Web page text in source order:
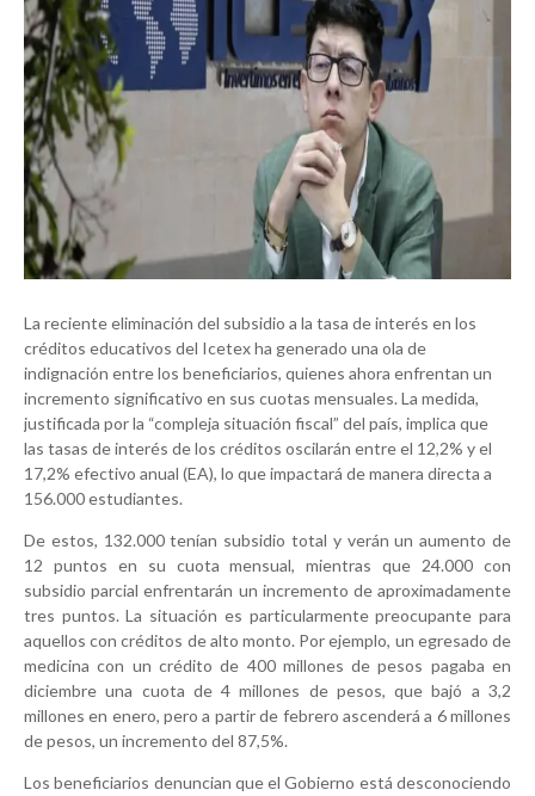
La reciente eliminación del subsidio a la tasa de interés en los
créditos educativos del Icetex ha generado una ola de
indignación entre los beneficiarios, quienes ahora enfrentan un
incremento significativo en sus cuotas mensuales. La medida,
justificada por la “compleja situación fiscal” del país, implica que
las tasas de interés de los créditos oscilarán entre el 12,2% y el
17,2% efectivo anual (EA), lo que impactará de manera directa a
156.000 estudiantes.
De estos, 132.000 tenían subsidio total y verán un aumento de
12 puntos en su cuota mensual, mientras que 24.000 con
subsidio parcial enfrentarán un incremento de aproximadamente
tres puntos. La situación es particularmente preocupante para
aquellos con créditos de alto monto. Por ejemplo, un egresado de
medicina con un crédito de 400 millones de pesos pagaba en
diciembre una cuota de 4 millones de pesos, que bajó a 3,2
millones en enero, pero a partir de febrero ascenderá a 6 millones
de pesos, un incremento del 87,5%.
Los beneficiarios denuncian que el Gobierno está desconociendo